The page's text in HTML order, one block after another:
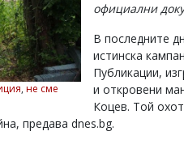
, не сме
официални
В последните
истинска
Публикации,
и откровени
Коцев. Той
предава dnes.bg.